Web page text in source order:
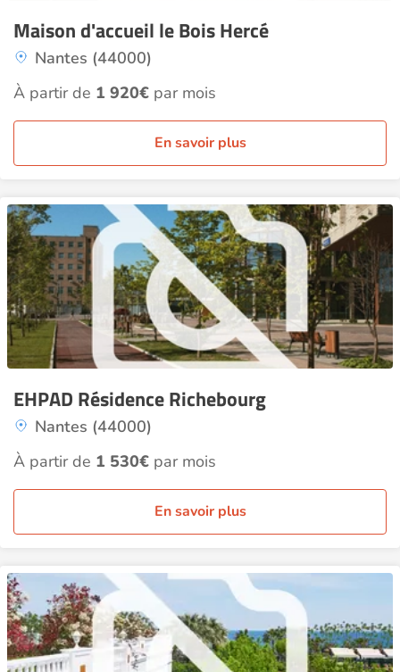
Maison d'accueil le Bois Hercé
Nantes (44000)
À partir de 1 920€ par mois
En savoir plus
EHPAD Résidence Richebourg
Nantes (44000)
À partir de 1 530€ par mois
En savoir plus